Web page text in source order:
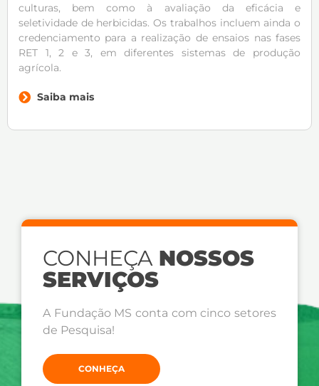
culturas, bem como à avaliação da eficácia e
seletividade de herbicidas. Os trabalhos incluem ainda o
credenciamento para a realização de ensaios nas fases
RET 1, 2 e 3, em diferentes sistemas de produção
agrícola.
Saiba mais
CONHEÇA NOSSOS
SERVIÇOS
A Fundação MS conta com cinco setores
de Pesquisa!
CONHEÇA